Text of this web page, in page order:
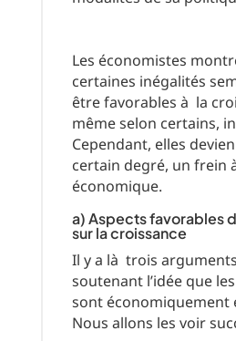
Les économistes
certaines inégalités
être favorables à la
même selon certains,
Cependant, elles
certain degré, un frein
économique.
a) Aspects favorables
sur la croissance
Il y a là trois
soutenant l’idée que
sont économiquement
Nous allons les voir